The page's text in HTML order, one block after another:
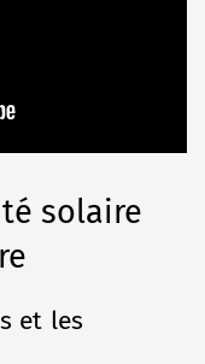
solaire
et les